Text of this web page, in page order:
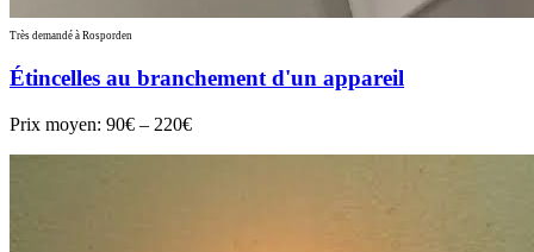
Très demandé à Rosporden
Étincelles au branchement d'un appareil
Prix moyen: 90€ – 220€